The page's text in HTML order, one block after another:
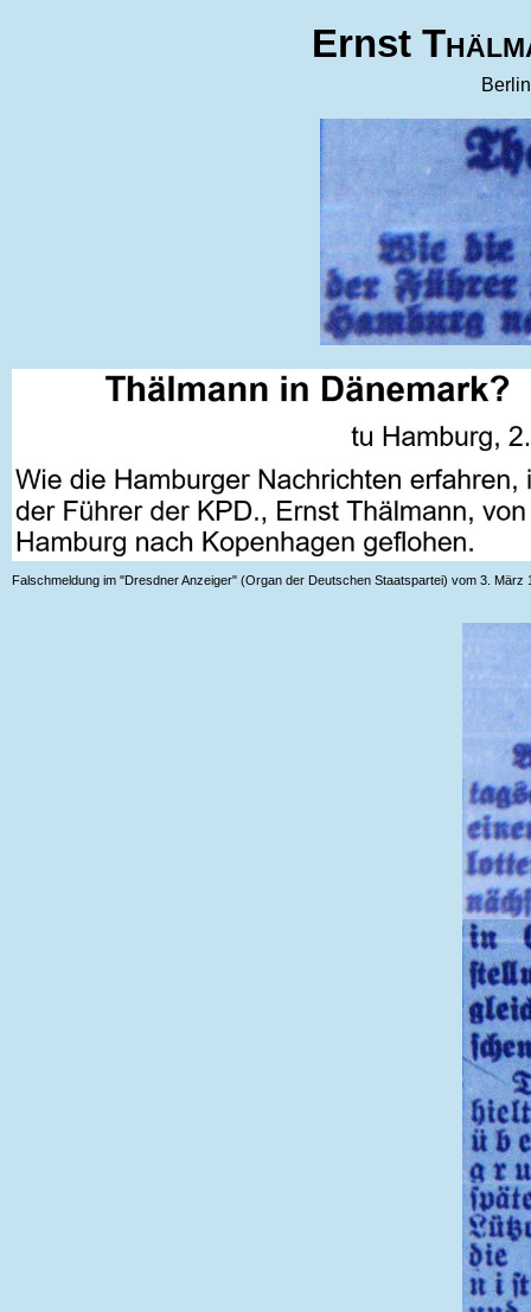
Ernst
Falschmeldung im "Dresdner Anzeiger" (Organ der Deutschen Staatspartei) vom 3. März